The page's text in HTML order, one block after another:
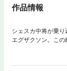
作品情報
シェスカ中将が乗
エグザクソン。この
の停戦協定を結ぶ
それは、アンドロ
命救助と人心の統